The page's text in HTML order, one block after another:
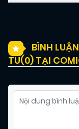
BÌNH
TU(0) TẠI